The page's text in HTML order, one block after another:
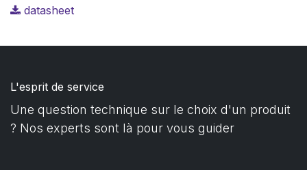
datasheet
L'esprit de service
Une question technique sur le choix d'un produit
? Nos experts sont là pour vous guider